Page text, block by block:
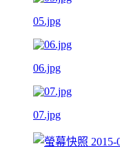
05.jpg
06.jpg
07.jpg